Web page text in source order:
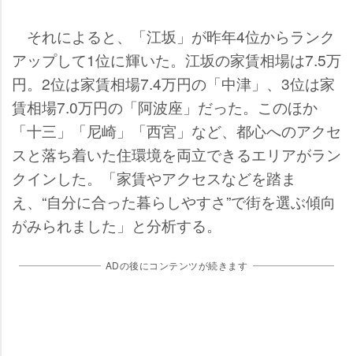
それによると、「江坂」が昨年4位からランク
アップして1位に輝いた。江坂の家賃相場は7.5万
円。2位は家賃相場7.4万円の「中津」、3位は家
賃相場7.0万円の「阿波座」だった。このほか
「十三」「尼崎」「西宮」など、都心へのアクセ
スと落ち着いた住環境を両立できるエリアがラン
クインした。「家賃やアクセスなどを踏ま
え、“自分に合った暮らしやすさ”で街を選ぶ傾向
がみられました」と分析する。
ADの後にコンテンツが続きます